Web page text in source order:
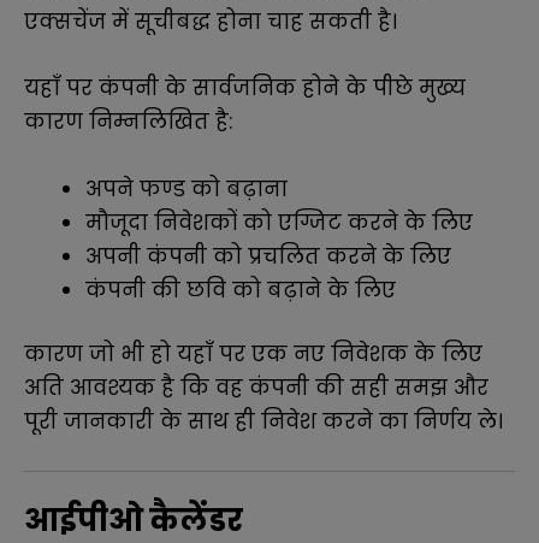
एक्सचेंज में सूचीबद्ध होना चाह सकती है।
यहाँ पर कंपनी के सार्वजनिक होने के पीछे मुख्य
कारण निम्नलिखित है:
अपने फण्ड को बढ़ाना
मौजूदा निवेशकों को एग्जिट करने के लिए
अपनी कंपनी को प्रचलित करने के लिए
कंपनी की छवि को बढ़ाने के लिए
कारण जो भी हो यहाँ पर एक नए निवेशक के लिए
अति आवश्यक है कि वह कंपनी की सही समझ और
पूरी जानकारी के साथ ही निवेश करने का निर्णय ले।
आईपीओ कैलेंडर